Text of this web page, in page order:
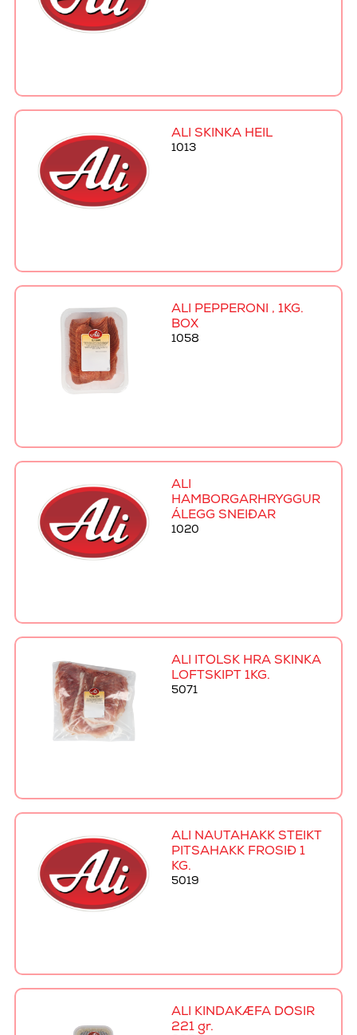
ALI SKINKA HEIL
1013
ALI PEPPERONI , 1KG.
BOX
1058
ALI
HAMBORGARHRYGGUR
ÁLEGG SNEIÐAR
1020
ALI ÍTÖLSK HRÁ SKINKA
LOFTSKIPT 1KG.
5071
ALI NAUTAHAKK STEIKT
PITSAHAKK FROSIÐ 1
KG.
5019
ALI KINDAKÆFA DÓSIR
221 gr.